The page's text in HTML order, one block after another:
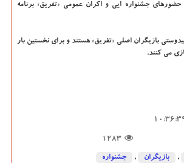
جشنواره ایی و اکران عمومی «تفریق» برنامه
بازیگران اصلی «تفریق» هستند و برای نخستین بار
می کنند.
1283
, بازیگران , جشنواره